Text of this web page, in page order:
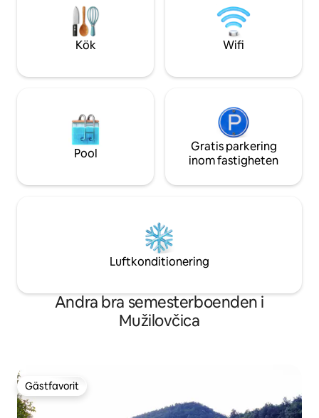
tillgängliga för gäster! Ägarna är på
källarvåningen med separat ingång.
Huset ligger nära Maksimir Park, bara 10
minuters bilresa från centrum, hem till
shopping, sightseeing och mycket mer.
förbereda
måltid,
ridning,
spis.
Kök Wifi
Pool
Gratis parkering
inom fastigheten
Luftkonditionering
Andra bra semesterboenden i
Mužilovčica
Gästfavorit
Gästfavorit